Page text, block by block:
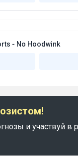
- No Hoodwink
и участвуй